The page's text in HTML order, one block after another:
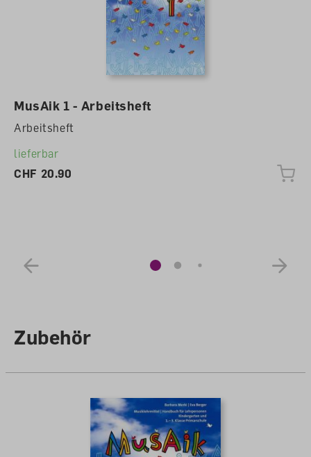
MusAik 1 - Arbeitsheft
Arbeitsheft
lieferbar
CHF 20.90
Zubehör